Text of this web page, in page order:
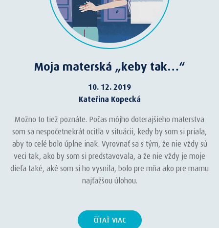
Moja materská „keby tak…“
10. 12. 2019
Kateřina Kopecká
Možno to tiež poznáte. Počas môjho doterajšieho materstva
som sa nespočetnekrát ocitla v situácii, kedy by som si priala,
aby to celé bolo úplne inak. Vyrovnať sa s tým, že nie vždy sú
veci tak, ako by som si predstavovala, a že nie vždy je moje
dieťa také, aké som si ho vysnila, bolo pre mňa ako pre mamu
najťažšou úlohou.
ČÍTAŤ VIAC